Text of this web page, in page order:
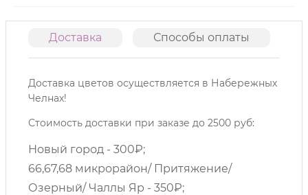
Доставка Способы оплаты
Доставка цветов осуществляется в Набережных
Челнах!
Стоимость доставки при заказе до 2500 руб:
Новый город - 300₽;
66,67,68 микрорайон/ Притяжение/
Озерный/ Чаллы Яр - 350₽;